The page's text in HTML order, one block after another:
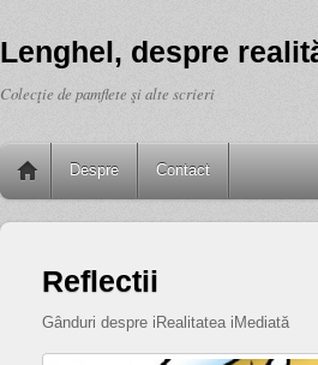
Lenghel, despre
Colecţie de pamflete şi alte scrieri
Despre Contact
Reflectii
Gânduri despre iRealitatea iMediată